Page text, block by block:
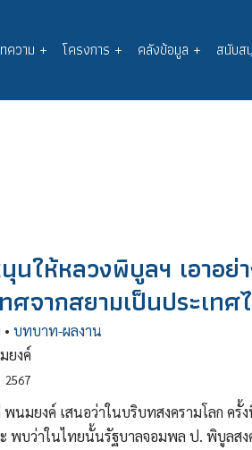
ความ + โครงการ + คลังข้อมูล + สนับส
นให้หลวงพิบูลฯ เอาอย่
ศจากสยามเป็นประเทศ
• บทบาท-ผลงาน
ยงค์
2567
นมยงค์ เสนอว่าในบริบทสงครามโลก ครั้
พบว่าในไทยนั้นรัฐบาลจอมพล ป. พิบูลส